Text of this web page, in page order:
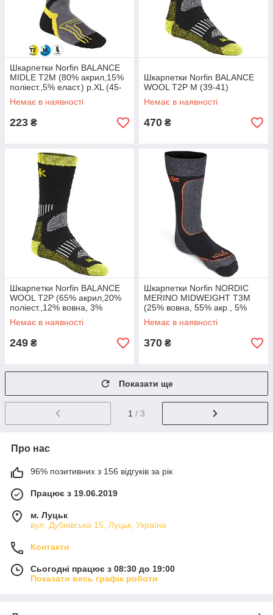
Шкарпетки Norfin BALANCE
MIDLE T2M (80% акрил,15%
поліест.,5% еласт.) р.XL (45-
47)
Немає в наявності
223 ₴
Шкарпетки Norfin BALANCE
WOOL T2P M (39-41)
Немає в наявності
470 ₴
Шкарпетки Norfin BALANCE
WOOL T2P (65% акрил,20%
поліест.,12% вовна, 3%
еласт.) р. XL(45-47)
Немає в наявності
249 ₴
Шкарпетки Norfin NORDIC
MERINO MIDWEIGHT T3M
(25% вовна, 55% акр., 5%
поліамід, 15% еласт.) р.
XL(45-
Немає в наявності
370 ₴
Показати ще
1 / 3
Про нас
96% позитивних з 156 відгуків за рік
Працює з 19.06.2019
м. Луцьк
вул. Дубнівська 15, Луцьк, Україна
Контакти
Сьогодні працює з 08:30 до 19:00
Показати весь графік роботи